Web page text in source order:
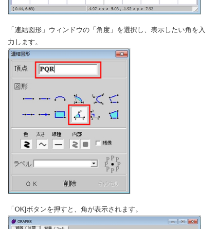
「連結図形」ウィンドウの「角度」を選択し、表示したい角を入
力します。
「OK]ボタンを押すと、角が表示されます。